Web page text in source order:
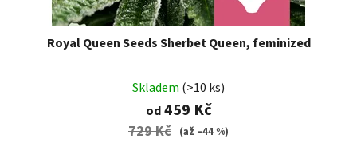
Royal Queen Seeds Sherbet Queen, feminized
Skladem (>10 ks)
od459 Kč
729 Kč (až –44 %)